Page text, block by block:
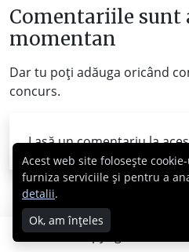
Comentariile sunt
momentan
Dar tu poți adăuga oricând
concurs.
Lasă un comentariu la
Copyright © 2007 -
Acest web site folosește
furniza serviciile și pentru a
detalii.
Ok, am înțeles